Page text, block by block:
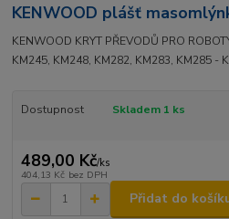
KENWOOD plášť
KENWOOD KRYT PŘEVODŮ PRO
KM245, KM248, KM282, KM283, KM285 -
Dostupnost Skladem 1 ks
489,00 Kč/ks
404,13 Kč bez DPH
Přidat do